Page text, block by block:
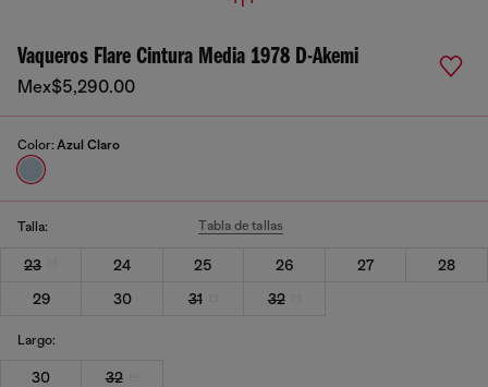
Vaqueros Flare Cintura Media 1978 D-Akemi
Mex$5,290.00
Color: Azul Claro
Talla: Tabla de tallas
23 24 25 26 27
28
29
30 31 32
Largo:
30 32